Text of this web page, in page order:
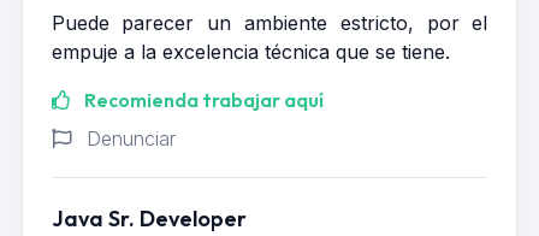
Puede parecer un ambiente estricto, por el
empuje a la excelencia técnica que se tiene.
Recomienda trabajar aquí
Denunciar
Java Sr. Developer